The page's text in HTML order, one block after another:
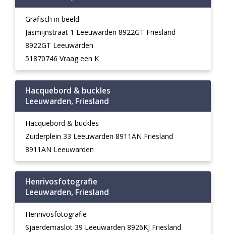
Grafisch in beeld
Jasmijnstraat 1 Leeuwarden 8922GT Friesland
8922GT Leeuwarden
51870746 Vraag een K
Hacquebord & buckles
Leeuwarden, Friesland
Hacquebord & buckles
Zuiderplein 33 Leeuwarden 8911AN Friesland
8911AN Leeuwarden
Henrivosfotografie
Leeuwarden, Friesland
Henrivosfotografie
Sjaerdemaslot 39 Leeuwarden 8926KJ Friesland